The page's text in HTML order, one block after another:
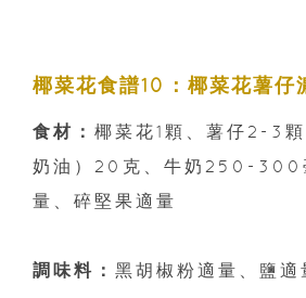
椰菜花食譜10：椰菜花薯仔
食材： 椰菜花1顆、薯仔2-3
奶油）20克、牛奶250-300
量、碎堅果適量
調味料： 黑胡椒粉適量、鹽適